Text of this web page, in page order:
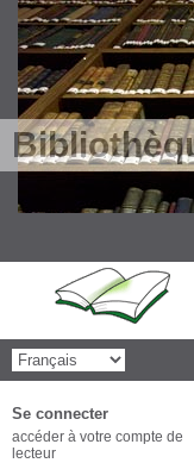
Se connecter
accéder à votre compte de
lecteur